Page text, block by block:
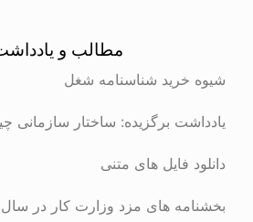
مطالب و
شیوه خرید شناسنامه شغل
یادداشت برگزیده: ساختار سازمانی
دانلود فایل های متنی
بخشنامه های مزد وزارت کار در